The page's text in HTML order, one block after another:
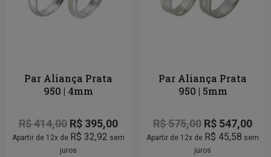
Par Aliança Prata
950 | 4mm
R$414,00 R$ 395,00
Apartir de 12x de R$ 32,92 sem
juros
Par Aliança Prata
950 | 5mm
R$575,00 R$ 547,00
Apartir de 12x de R$ 45,58 sem
juros